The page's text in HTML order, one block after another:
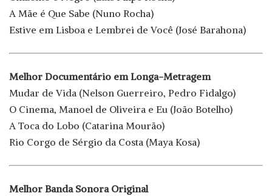
A Mãe é Que Sabe (Nuno Rocha)
Estive em Lisboa e Lembrei de Você (José Barahona)
Melhor Documentário em Longa-Metragem
Mudar de Vida (Nelson Guerreiro, Pedro Fidalgo)
O Cinema, Manoel de Oliveira e Eu (João Botelho)
A Toca do Lobo (Catarina Mourão)
Rio Corgo de Sérgio da Costa (Maya Kosa)
Melhor Banda Sonora Original